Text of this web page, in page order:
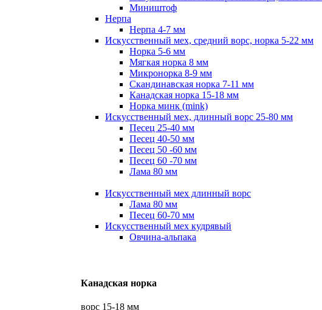
Миништоф
Нерпа
Нерпа 4-7 мм
Искусственный мех, средний ворс, норка 5-22 мм
Норка 5-6 мм
Мягкая норка 8 мм
Микронорка 8-9 мм
Скандинавская норка 7-11 мм
Канадская норка 15-18 мм
Норка минк (mink)
Искусственный мех, длинный ворс 25-80 мм
Песец 25-40 мм
Песец 40-50 мм
Песец 50 -60 мм
Песец 60 -70 мм
Лама 80 мм
Искусственный мех длинный ворс
Лама 80 мм
Песец 60-70 мм
Искусственный мех кудрявый
Овчина-альпака
Канадская норка
ворс 15-18 мм